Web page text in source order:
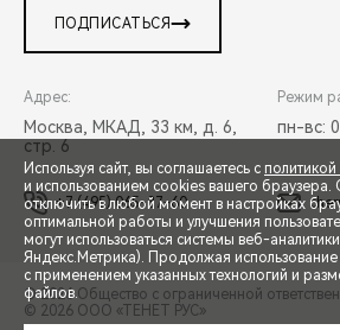
СПЕЦПРЕДЛОЖЕНИЯ
ЗАПИСЬ НА ТЕСТ-ДРАЙВ
ПОДПИСАТЬСЯ
Адрес:
Москва, МКАД, 33 км, д. 6,
стр. 6
Режим
пн-вс:
+7 (495) 065-37-60
© 2026 Общество с ограниченной
© 2026 ООО «ТЕНЕТ РУС»
Используя сайт, вы соглашаетесь с
и использованием cookies вашего
отключить в любой момент в настройках
оптимальной работы и улучшения
могут использоваться системы веб-
Яндекс.Метрика). Продолжая использование
с применением указанных технологий и
файлов.